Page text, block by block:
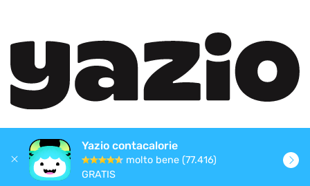
Yazio contacalorie
molto bene (77.416)
GRATIS